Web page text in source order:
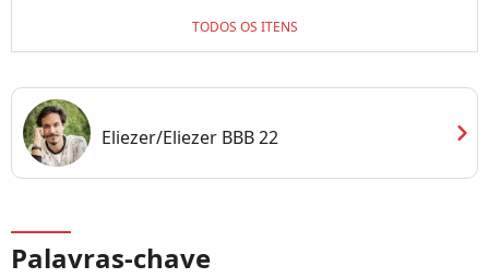
TODOS OS ITENS
Eliezer/Eliezer BBB 22 chevron_right
Palavras-chave